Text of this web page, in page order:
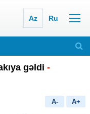
Az Ru
gəldi -
A- A+